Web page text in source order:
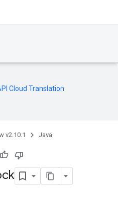
Cloud Translation
v2.10.1 Java